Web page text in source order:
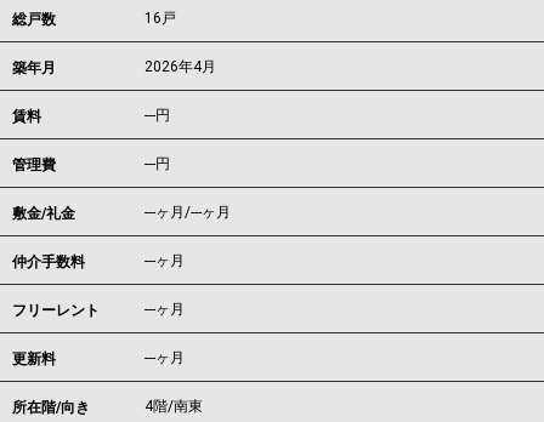
総戸数 16戸
築年月 2026年4月
賃料 ---円
管理費 ---円
敷金/礼金 ---ヶ月/---ヶ月
仲介手数料 ---ヶ月
フリーレント ---ヶ月
更新料 ---ヶ月
所在階/向き 4階/南東